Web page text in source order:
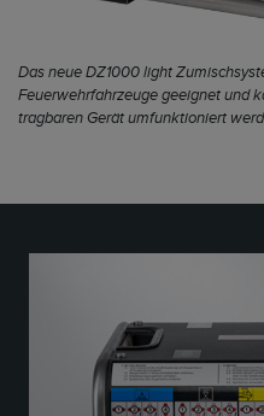
Das neue DZ1000 light
Feuerwehrfahrzeuge geeignet und
tragbaren Gerät umfunktioniert